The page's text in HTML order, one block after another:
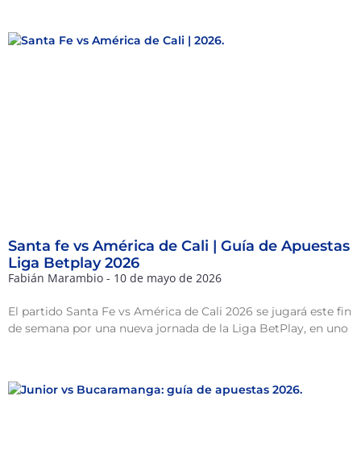
Santa fe vs América de Cali | Guía de Apuestas
Liga Betplay 2026
Fabián Marambio 10 de mayo de 2026
El partido Santa Fe vs América de Cali 2026 se jugará este fin
de semana por una nueva jornada de la Liga BetPlay, en uno